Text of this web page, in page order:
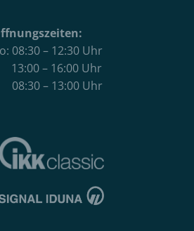
08:30 – 12:30 Uhr
– 16:00 Uhr
– 13:00 Uhr